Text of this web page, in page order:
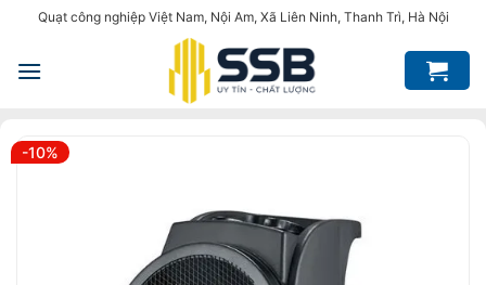
nội
Quạt công nghiệp Việt Nam, Nội Am, Xã Liên Ninh, Thanh Trì, Hà Nội
-10%